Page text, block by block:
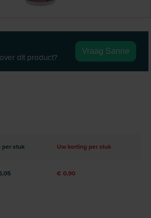
dit product?
Vraag Sanne
per stuk Uw korting per stuk
€ 0,90